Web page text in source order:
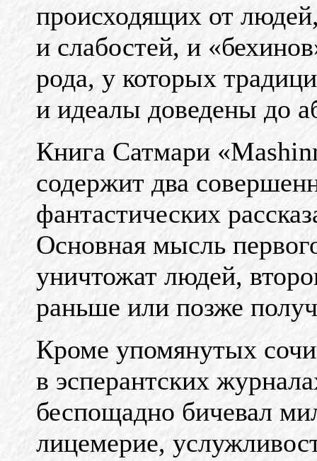
происходящих от
и слабостей, и
рода, у которых
и идеалы доведены до
Книга Сатмари
содержит два
фантастических
Основная мысль
уничтожат людей,
раньше или позже
Кроме упомянутых
в эсперантских
беспощадно бичевал
лицемерие,